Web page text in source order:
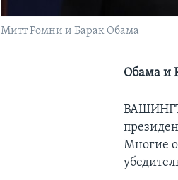
Митт Ромни и Барак Обама
Обама и
Многие